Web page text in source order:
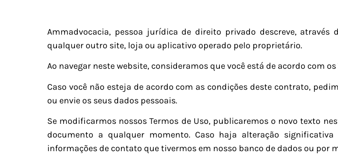
Ammadvocacia, pessoa jurídica de direito privado descreve,
qualquer outro site, loja ou aplicativo operado pelo proprietário.
Ao navegar neste website, consideramos que você está de acordo com os
Caso você não esteja de acordo com as condições deste contrato,
ou envie os seus dados pessoais.
Se modificarmos nossos Termos de Uso, publicaremos o novo texto
documento a qualquer momento. Caso haja alteração
informações de contato que tivermos em nosso banco de dados ou por